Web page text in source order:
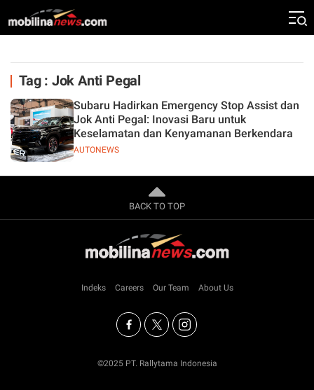
Tag : Jok Anti Pegal
AUTONEWS
Subaru Hadirkan Emergency Stop Assist dan
Jok Anti Pegal: Inovasi Baru untuk
Keselamatan dan Kenyamanan Berkendara
BACK TO TOP
Indeks Careers Our Team About Us
©2025 PT. Rallytama Indonesia